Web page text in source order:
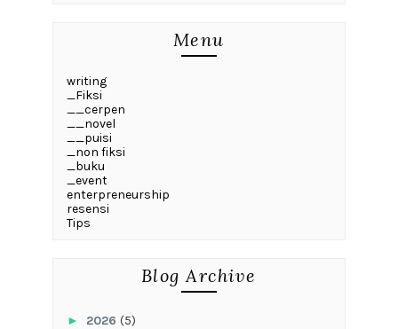
Menu
writing
_Fiksi
__cerpen
__novel
__puisi
_non fiksi
_buku
_event
enterpreneurship
resensi
Tips
Blog Archive
► 2026 (5)